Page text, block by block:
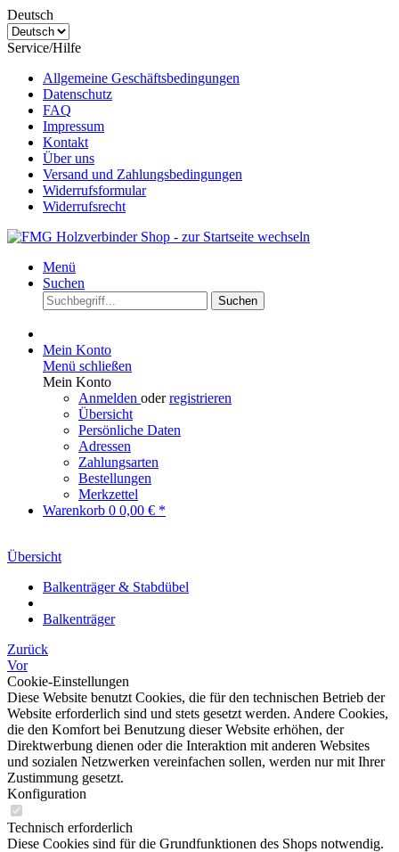
Deutsch
Service/Hilfe
Allgemeine Geschäftsbedingungen
Datenschutz
FAQ
Impressum
Kontakt
Über uns
Versand und Zahlungsbedingungen
Widerrufsformular
Widerrufsrecht
Menü
Suchen
Suchen
Mein Konto
Menü schließen
Mein Konto
Anmelden oderregistrieren
Übersicht
Persönliche Daten
Adressen
Zahlungsarten
Bestellungen
Merkzettel
Warenkorb 0 0,00 € *
Übersicht
Balkenträger & Stabdübel
Balkenträger
Zurück
Vor
Cookie-Einstellungen
Diese Website benutzt Cookies, die für den technischen Betrieb der
Website erforderlich sind und stets gesetzt werden. Andere Cookies,
die den Komfort bei Benutzung dieser Website erhöhen, der
Direktwerbung dienen oder die Interaktion mit anderen Websites
und sozialen Netzwerken vereinfachen sollen, werden nur mit Ihrer
Zustimmung gesetzt.
Konfiguration
Technisch erforderlich
Diese Cookies sind für die Grundfunktionen des Shops notwendig.